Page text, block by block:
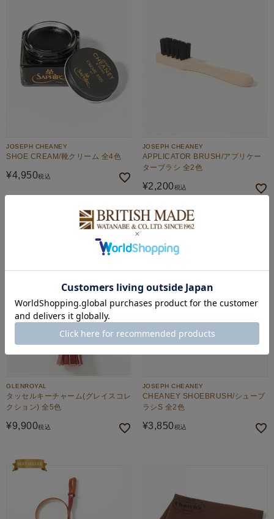
JOSEPH CHEANEY
SHOE CREAM/靴クリーム 全4色
¥4,950税込
JOSEPH CHEANEY
APPLICATOR BRUSH/アプリケー
ターブラシ 全2色
¥2,200税込
GLENROYAL
タッセルキーチャーム(グレイスコレ
クション) 全5色
¥9,900税込
JOSEPH CHEANEY
CHEANEY SHOEBRUSH/シューブ
ラシS 全2色
¥3,850税込